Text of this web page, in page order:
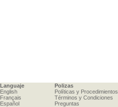
Languaje
English
Français
Español
Polizas
Políticas y Procedimientos
Términos y Condiciones
Preguntas